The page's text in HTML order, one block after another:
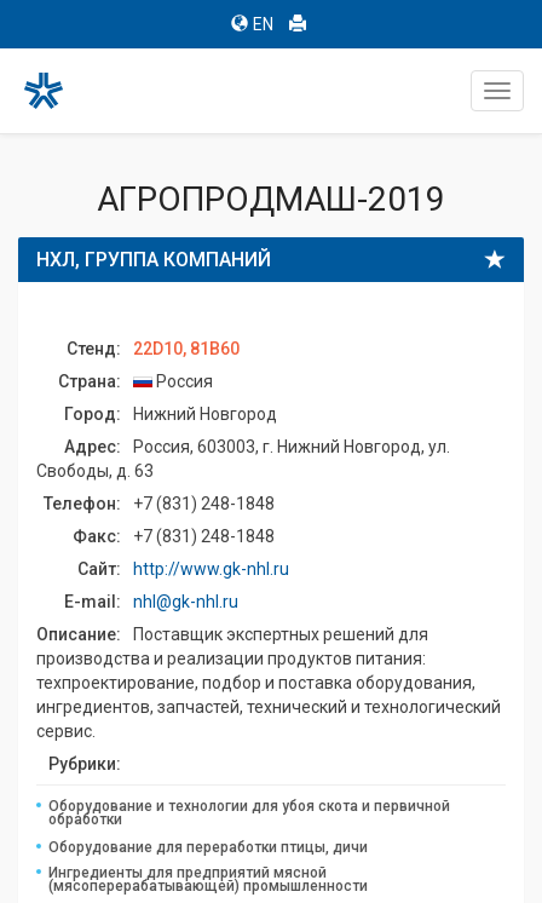
EN
АГРОПРОДМАШ-2019
НХЛ, ГРУППА КОМПАНИЙ
Стенд:
22D10, 81B60
Страна:
Россия
Город:
Нижний Новгород
Адрес:
Россия, 603003, г. Нижний Новгород, ул.
Свободы, д. 63
Телефон:
+7 (831) 248-1848
Факс:
+7 (831) 248-1848
Сайт:
http://www.gk-nhl.ru
E-mail:
nhl@gk-nhl.ru
Описание:
Поставщик экспертных решений для
производства и реализации продуктов питания:
техпроектирование, подбор и поставка оборудования,
ингредиентов, запчастей, технический и технологический
сервис.
Рубрики:
Оборудование и технологии для убоя скота и первичной
обработки
Оборудование для переработки птицы, дичи
Ингредиенты для предприятий мясной
(мясоперерабатывающей) промышленности